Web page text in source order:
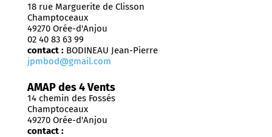
18 rue Marguerite de Clisson
Champtoceaux
49270 Orée-d'Anjou
02 40 83 63 99
contact : BODINEAU Jean-Pierre
jpmbod@gmail.com
AMAP des 4 Vents
14 chemin des Fossés
Champtoceaux
49270 Orée-d'Anjou
contact :